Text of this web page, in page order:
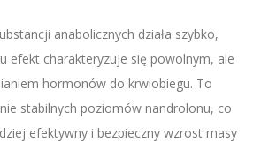
anabolicznych działa szybko,
efekt charakteryzuje się powolnym, ale
hormonów do krwiobiegu. To
stabilnych poziomów nandrolonu, co
efektywny i bezpieczny wzrost masy